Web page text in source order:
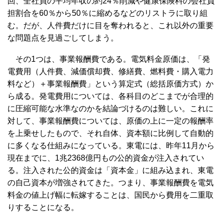
担割合を60％から50％に縮めるなどのリストラに取り組
む。だが、人件費だけに目を奪われると、これ以外の重要
な問題点を見過ごしてしまう。
その1つは、事業報酬費である。電気料金原価は、「発
電費用（人件費、減価償却費、修繕費、燃料費・購入電力
料など）＋事業報酬費」という算定式（総括原価方式）か
ら成る。発電費用については、各科目のどこまでが合理的
に圧縮可能な水準なのかを結論づけるのは難しい。これに
対して、事業報酬費については、原価の上に一定の報酬率
を上乗せしたもので、それ自体、資本額に比例して自動的
に多くなる仕組みになっている。東電には、昨年11月から
現在までに、1兆2368億円もの公的資金が注入されてい
る。注入された公的資金は「資本金」に組み込まれ、東電
の自己資本が増強されてきた。つまり、事業報酬費を電気
料金の値上げ幅に転嫁することは、国民から費用を二重取
りすることになる。